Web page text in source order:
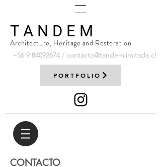
T A N D E M
Architecture, Heritage and Restoration
+56 9 84092674 / contacto@tandemlimitada.cl
PORTFOLIO
CONTACTO